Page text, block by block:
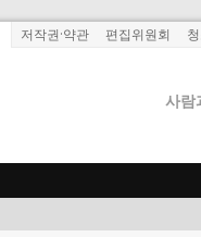
저작권·약관 편집위원회
사람